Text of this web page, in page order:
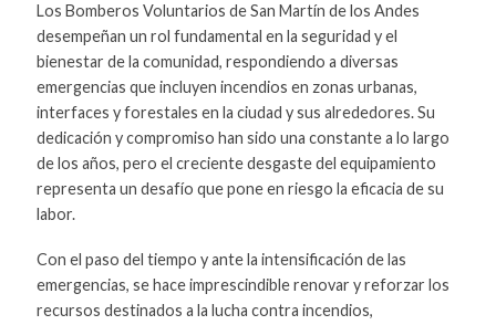
Los Bomberos Voluntarios de San Martín de los Andes
desempeñan un rol fundamental en la seguridad y el
bienestar de la comunidad, respondiendo a diversas
emergencias que incluyen incendios en zonas urbanas,
interfaces y forestales en la ciudad y sus alrededores. Su
dedicación y compromiso han sido una constante a lo largo
de los años, pero el creciente desgaste del equipamiento
representa un desafío que pone en riesgo la eficacia de su
labor.
Con el paso del tiempo y ante la intensificación de las
emergencias, se hace imprescindible renovar y reforzar los
recursos destinados a la lucha contra incendios,